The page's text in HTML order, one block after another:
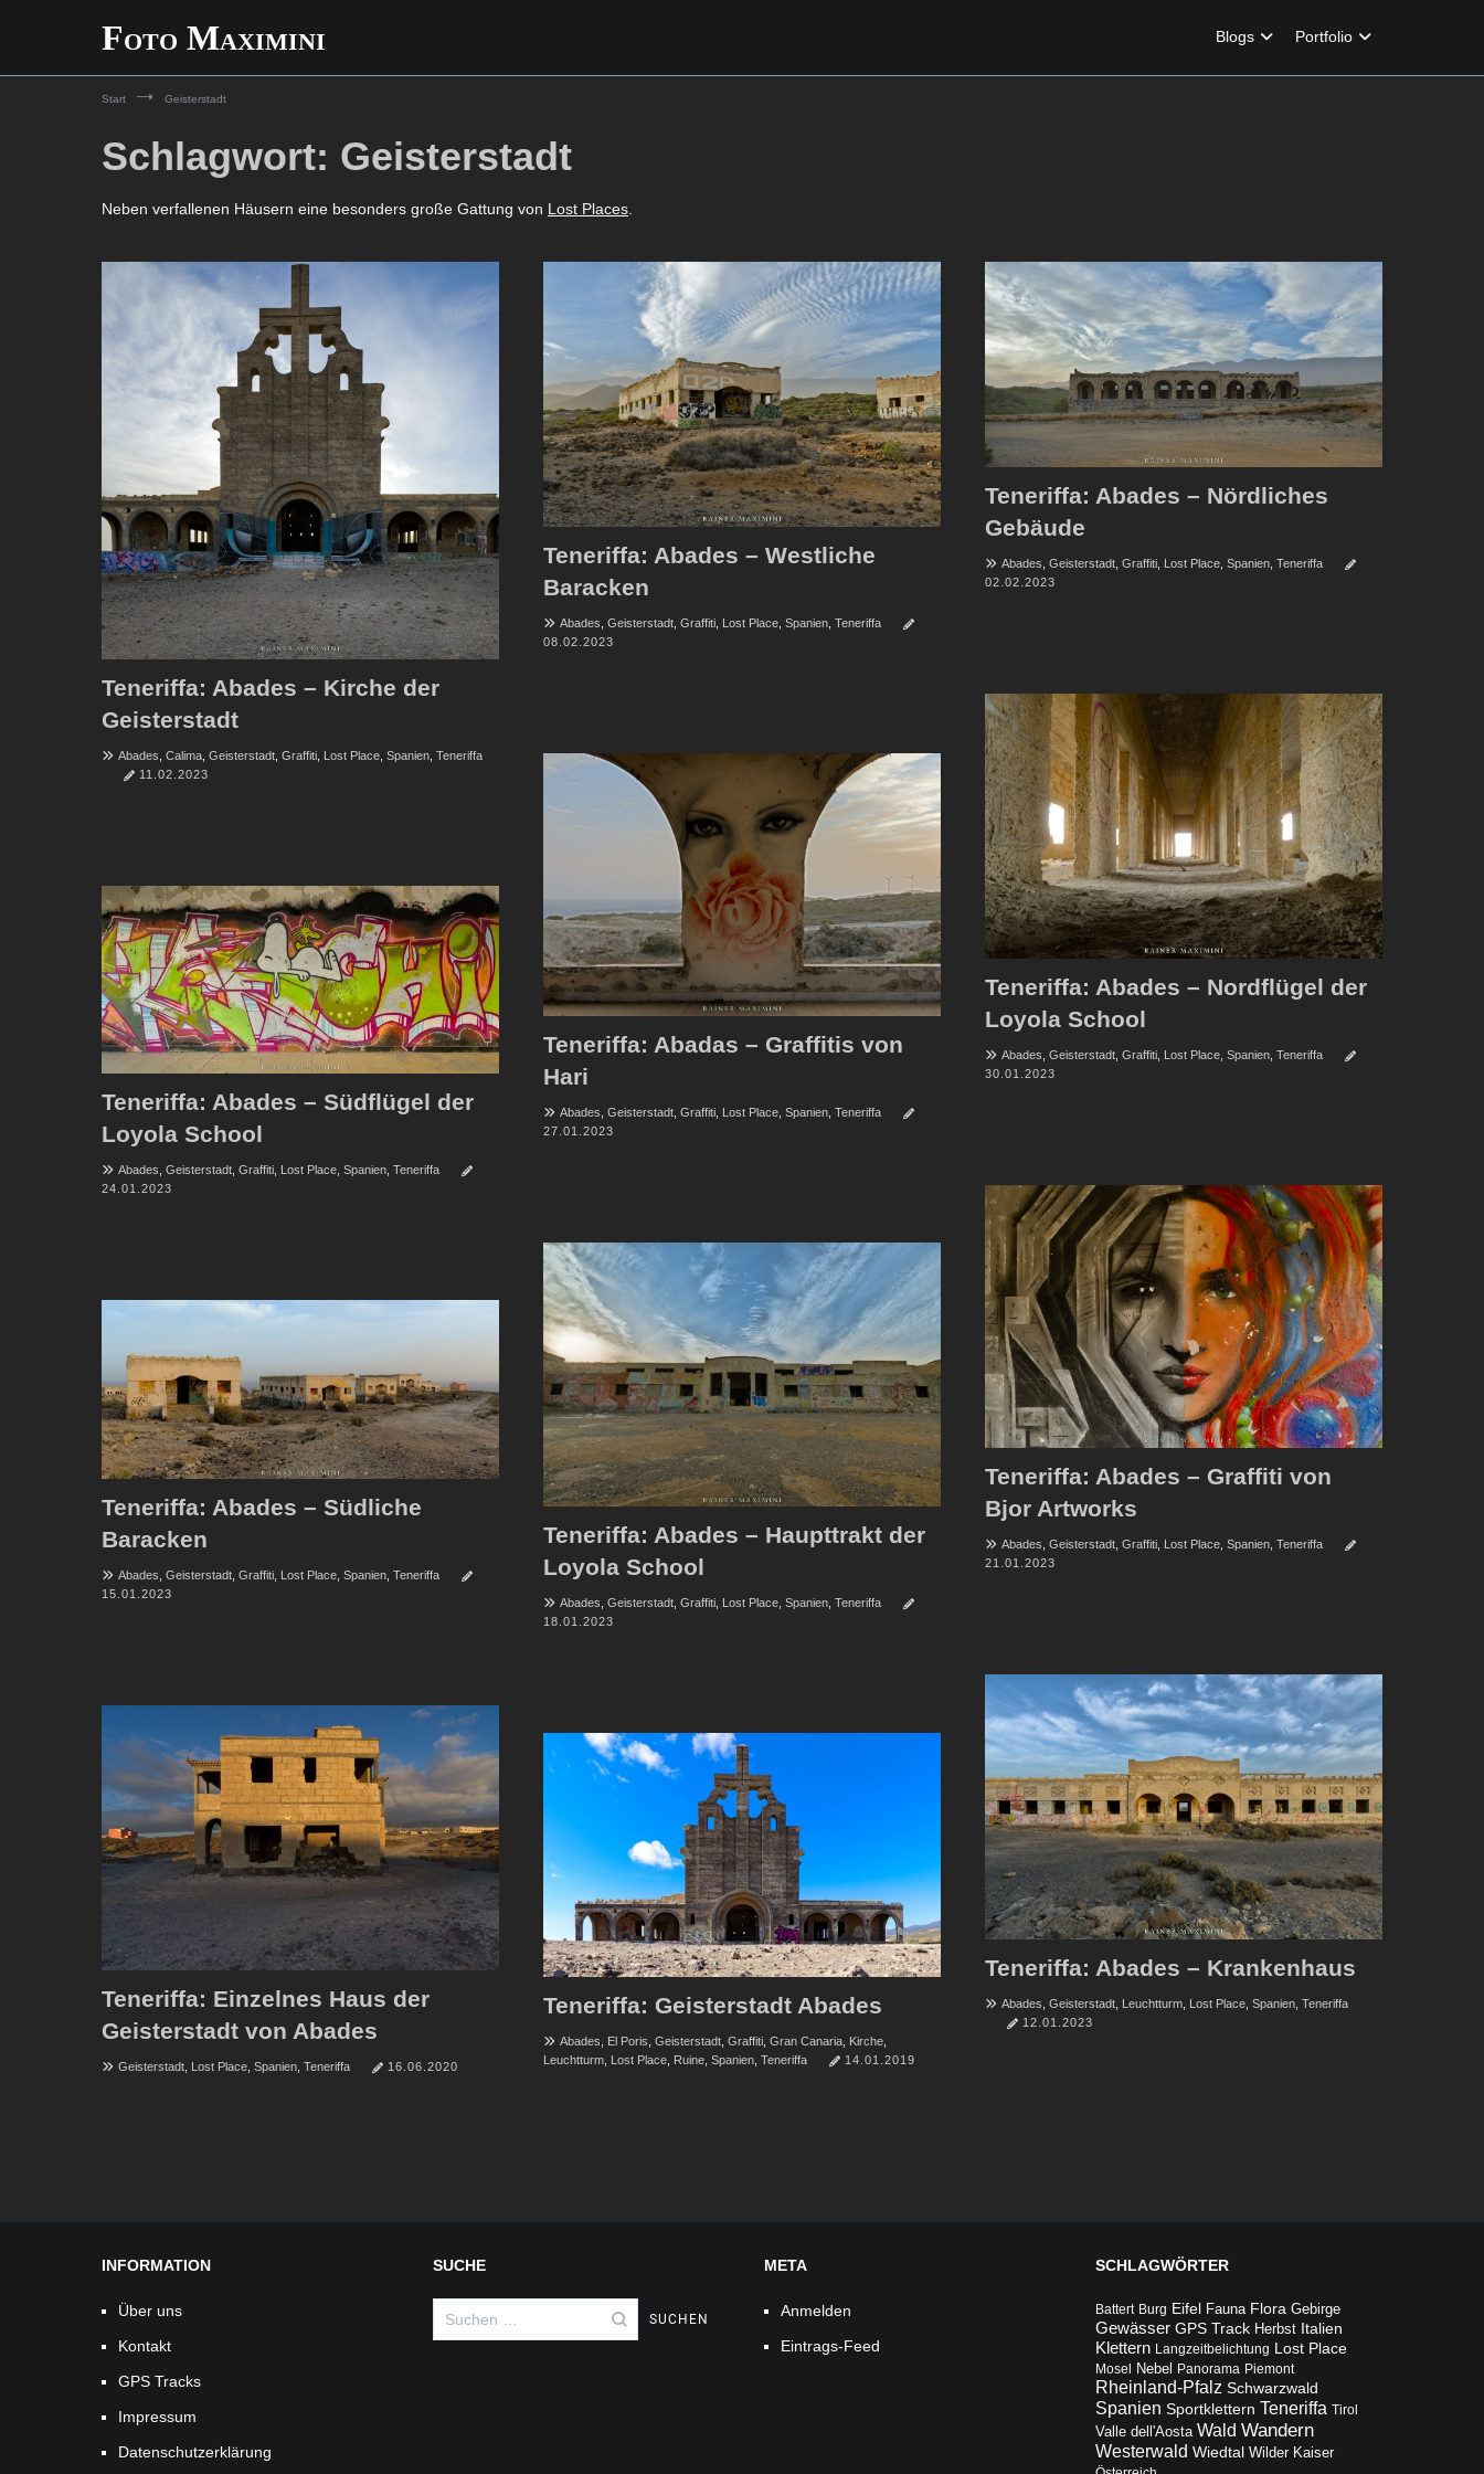
Foto Maximini Blogs Portfolio
Start Geisterstadt
Schlagwort: Geisterstadt
Neben verfallenen Häusern eine besonders große Gattung von Lost Places
Teneriffa: Abades – Kirche der
Geisterstadt
Abades Calima Geisterstadt Graffiti Lost Place Spanien Teneriffa
11.02.2023
Teneriffa: Abades – Westliche
Baracken
Abades Geisterstadt, Graffiti, Lost Place, Spanien, Teneriffa
08.02.2023
Teneriffa: Abades – Nördliches
Gebäude
Abades Geisterstadt, Graffiti, Lost Place, Spanien, Teneriffa
02.02.2023
Teneriffa: Abades – Nordflügel der
Loyola School
Abades Geisterstadt, Graffiti, Lost Place, Spanien, Teneriffa
30.01.2023
Teneriffa: Abadas – Graffitis von
Hari
Abades Geisterstadt, Graffiti, Lost Place, Spanien, Teneriffa
27.01.2023
Teneriffa: Abades – Südflügel der
Loyola School
Abades Geisterstadt Graffiti Lost Place Spanien Teneriffa
24.01.2023
Teneriffa: Abades – Graffiti von
Bjor Artworks
Abades Geisterstadt, Graffiti, Lost Place, Spanien, Teneriffa
21.01.2023
Teneriffa: Abades – Haupttrakt der
Loyola School
Abades, Geisterstadt, Graffiti, Lost Place, Spanien, Teneriffa
18.01.2023
Teneriffa: Abades – Südliche
Baracken
Abades Geisterstadt Graffiti Lost Place Spanien Teneriffa
15.01.2023
Teneriffa: Abades – Krankenhaus
Abades Geisterstadt, Leuchtturm, Lost Place, Spanien, Teneriffa
12.01.2023
Teneriffa: Einzelnes Haus der
Geisterstadt von Abades
Geisterstadt Lost Place Spanien Teneriffa 16.06.2020
Teneriffa: Geisterstadt Abades
Abades El Poris Geisterstadt, Graffiti, Gran Canaria, Kirche,
Leuchtturm, Lost Place, Ruine, Spanien, Teneriffa 14.01.2019
INFORMATION
Über uns
Kontakt
GPS Tracks
Impressum
Datenschutzerklärung
SUCHE
nach:
META
Anmelden
Eintrags-Feed
SCHLAGWÖRTER
Battert Burg Eifel Fauna Flora Gebirge
Gewässer GPS Track Herbst Italien
Klettern Langzeitbelichtung Lost Place
Mosel Nebel Panorama Piemont
Rheinland-Pfalz Schwarzwald
Spanien Sportklettern Teneriffa Tirol
Valle dell'Aosta Wald Wandern
Westerwald Wiedtal Wilder Kaiser